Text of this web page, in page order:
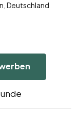
Deutschland